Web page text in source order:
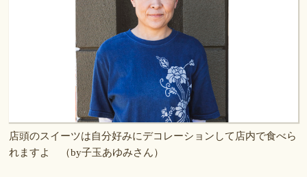
店頭のスイーツは自分好みにデコレーションして店内で食べら
れますよ （by子玉あゆみさん）